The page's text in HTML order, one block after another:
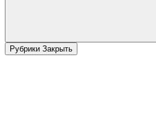
Рубрики Закрыть